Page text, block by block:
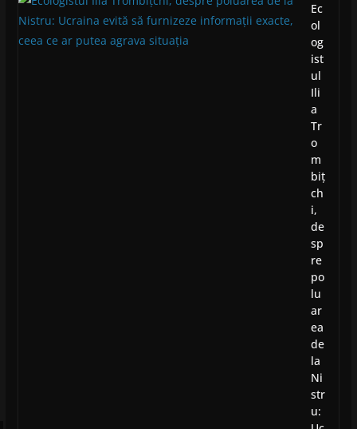
Ec
ol
og
ist
ul
Ili
a
Tr
o
m
biț
ch
i,
de
sp
re
po
lu
ar
ea
de
la
Ni
str
u: